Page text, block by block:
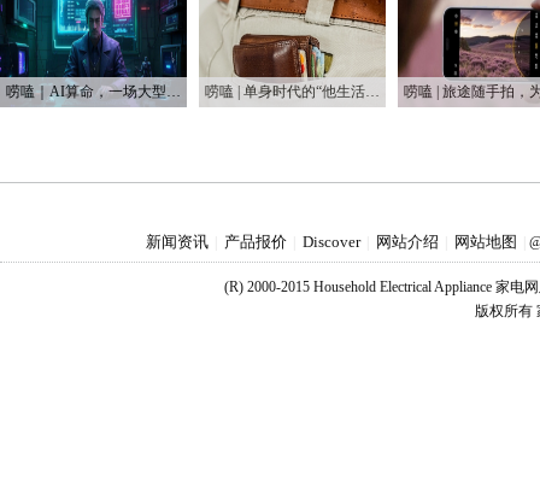
唠嗑｜AI算命，一场大型互联网安慰剂实验 唠嗑 | 单身时代的“他生活” 男性消费成为一个独立增长势力
新闻资讯 产品报价 Discover 网站介绍 网站地图
(R) 2000-2015 Household Electrical Appliance 家电
版权所有